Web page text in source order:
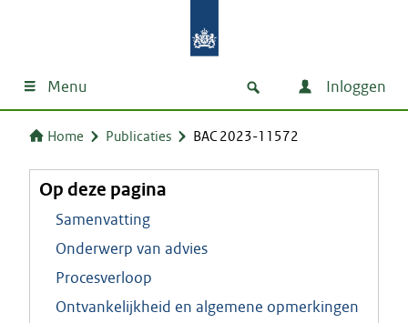
Menu Inloggen
Home Publicaties BAC 2023-11572
Op deze pagina
Samenvatting
Onderwerp van advies
Procesverloop
Ontvankelijkheid en algemene opmerkingen